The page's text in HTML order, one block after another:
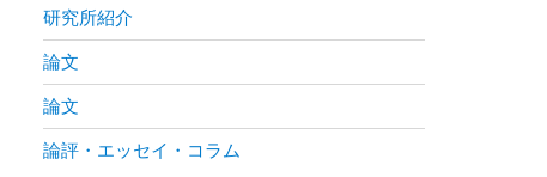
研究所紹介
論文
論文
論評・エッセイ・コラム